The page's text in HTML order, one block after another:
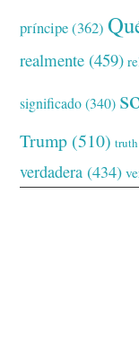
príncipe(362)
realmente (459)
significado(340)
Trump (510) truth
verdadera (434)